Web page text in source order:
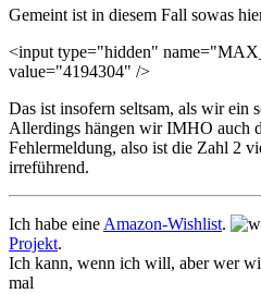
Gemeint ist in diesem Fall sowas
<input type="hidden"
value="4194304" />
Das ist insofern seltsam, als wir ein
Allerdings hängen wir IMHO auch
Fehlermeldung, also ist die Zahl 2
irreführend.
Ich habe eine Amazon-Wishlist.
Projekt.
Ich kann, wenn ich will, aber wer
mal